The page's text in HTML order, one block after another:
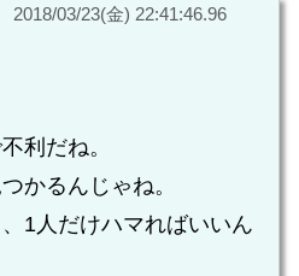
2018/03/23(金) 22:41:46.96
利だね。
かるんじゃね。
1人だけハマればいいん